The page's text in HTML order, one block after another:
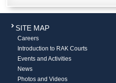
SITE MAP
Careers
Introduction to RAK Courts
Events and Activities
News
Photos and Videos